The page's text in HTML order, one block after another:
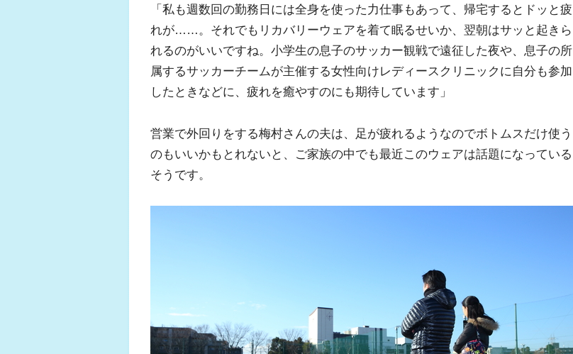
「私も週数回の勤務日には全身を使った力仕事もあって、帰宅するとドッと疲
れが……。それでもリカバリーウェアを着て眠るせいか、翌朝はサッと起きら
れるのがいいですね。小学生の息子のサッカー観戦で遠征した夜や、息子の所
属するサッカーチームが主催する女性向けレディースクリニックに自分も参加
したときなどに、疲れを癒やすのにも期待しています」
営業で外回りをする梅村さんの夫は、足が疲れるようなのでボトムスだけ使う
のもいいかもとれないと、ご家族の中でも最近このウェアは話題になっている
そうです。